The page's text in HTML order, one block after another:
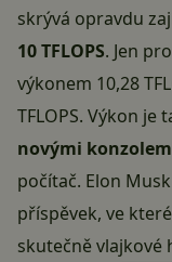
skrývá opravdu
10 TFLOPS. Jen
výkonem 10,28
TFLOPS. Výkon je
novými
počítač. Elon Musk
příspěvek, ve
skutečně vlajkové